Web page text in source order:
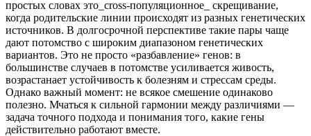
простых словах это_cross-популяционное_ скрещивание,
когда родительские линии происходят из разных генетических
источников. В долгосрочной перспективе такие пары чаще
дают потомство с широким диапазоном генетических
вариантов. Это не просто «разбавление» генов: в
большинстве случаев в потомстве усиливается живость,
возрастанает устойчивость к болезням и стрессам среды.
Однако важный момент: не всякое смешение одинаково
полезно. Мчаться к сильной гармонии между различиями —
задача точного подхода и понимания того, какие гены
действительно работают вместе.